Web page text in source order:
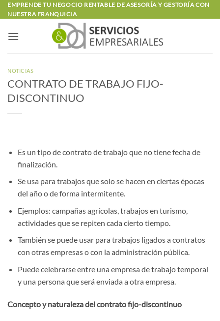
Saltar
al
EMPRENDE TU NEGOCIO RENTABLE DE ASESORÍA Y GESTORÍA CON
NUESTRA FRANQUICIA
NOTICIAS
CONTRATO DE TRABAJO FIJO-
DISCONTINUO
Es un tipo de contrato de trabajo que no tiene fecha de
finalización.
Se usa para trabajos que solo se hacen en ciertas épocas
del año o de forma intermitente.
Ejemplos: campañas agrícolas, trabajos en turismo,
actividades que se repiten cada cierto tiempo.
También se puede usar para trabajos ligados a contratos
con otras empresas o con la administración pública.
Puede celebrarse entre una empresa de trabajo temporal
y una persona que será enviada a otra empresa.
Concepto y naturaleza del contrato fijo-discontinuo